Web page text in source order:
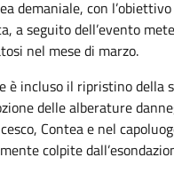
demaniale, con
a seguito dell’evento
nel mese di marzo.
è incluso il ripristino della
delle alberature
Contea e nel
colpite